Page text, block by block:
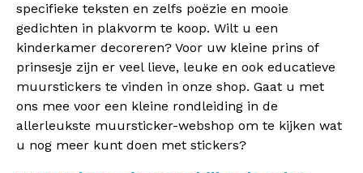
specifieke teksten en zelfs poëzie en mooie
gedichten in plakvorm te koop. Wilt u een
kinderkamer decoreren? Voor uw kleine prins of
prinsesje zijn er veel lieve, leuke en ook educatieve
muurstickers te vinden in onze shop. Gaat u met
ons mee voor een kleine rondleiding in de
allerleukste muursticker-webshop om te kijken wat
u nog meer kunt doen met stickers?